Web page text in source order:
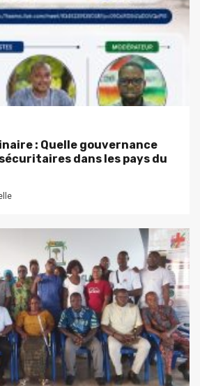
: Quelle gouvernance
dans les pays du